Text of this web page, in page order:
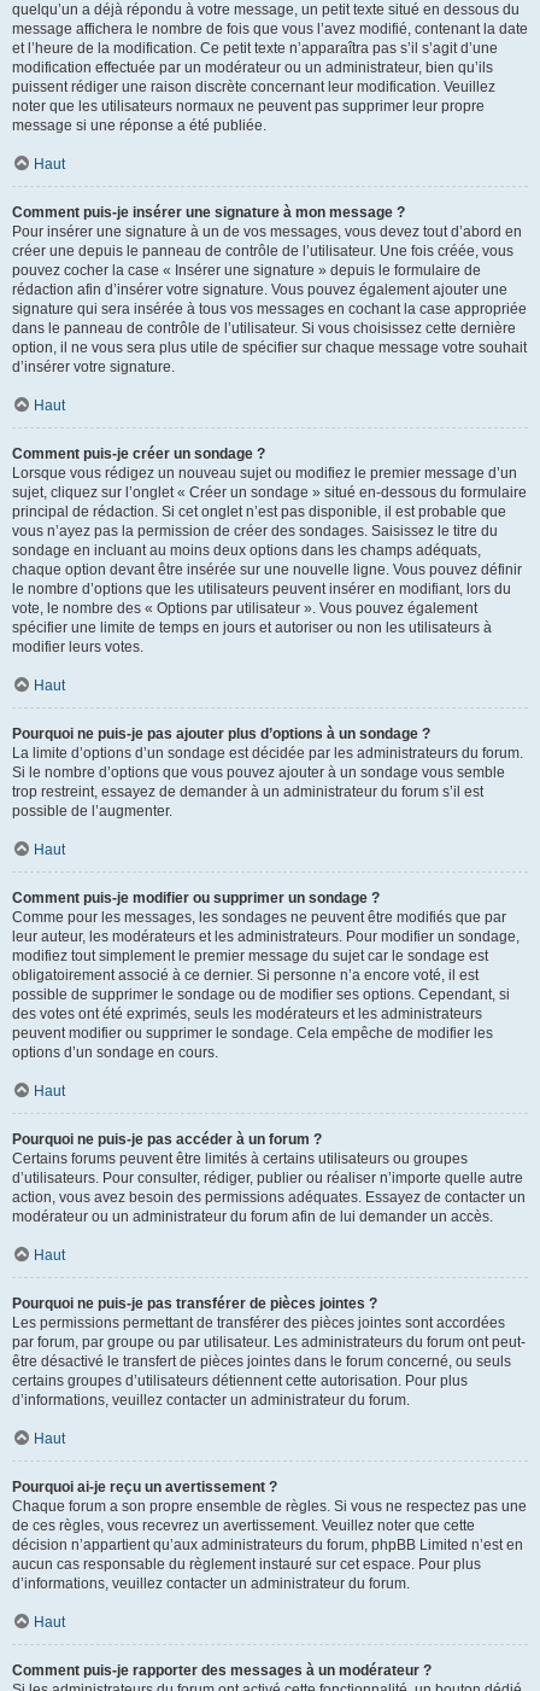
quelqu’un a déjà répondu à votre message, un petit texte situé en dessous du
message affichera le nombre de fois que vous l’avez modifié, contenant la date
et l’heure de la modification. Ce petit texte n’apparaîtra pas s’il s’agit d’une
modification effectuée par un modérateur ou un administrateur, bien qu’ils
puissent rédiger une raison discrète concernant leur modification. Veuillez
noter que les utilisateurs normaux ne peuvent pas supprimer leur propre
message si une réponse a été publiée.
Haut
Comment puis-je insérer une signature à mon message ?
Pour insérer une signature à un de vos messages, vous devez tout d’abord en
créer une depuis le panneau de contrôle de l’utilisateur. Une fois créée, vous
pouvez cocher la case « Insérer une signature » depuis le formulaire de
rédaction afin d’insérer votre signature. Vous pouvez également ajouter une
signature qui sera insérée à tous vos messages en cochant la case appropriée
dans le panneau de contrôle de l’utilisateur. Si vous choisissez cette dernière
option, il ne vous sera plus utile de spécifier sur chaque message votre souhait
d’insérer votre signature.
Haut
Comment puis-je créer un sondage ?
Lorsque vous rédigez un nouveau sujet ou modifiez le premier message d’un
sujet, cliquez sur l’onglet « Créer un sondage » situé en-dessous du formulaire
principal de rédaction. Si cet onglet n’est pas disponible, il est probable que
vous n’ayez pas la permission de créer des sondages. Saisissez le titre du
sondage en incluant au moins deux options dans les champs adéquats,
chaque option devant être insérée sur une nouvelle ligne. Vous pouvez définir
le nombre d’options que les utilisateurs peuvent insérer en modifiant, lors du
vote, le nombre des « Options par utilisateur ». Vous pouvez également
spécifier une limite de temps en jours et autoriser ou non les utilisateurs à
modifier leurs votes.
Haut
Pourquoi ne puis-je pas ajouter plus d’options à un sondage ?
La limite d’options d’un sondage est décidée par les administrateurs du forum.
Si le nombre d’options que vous pouvez ajouter à un sondage vous semble
trop restreint, essayez de demander à un administrateur du forum s’il est
possible de l’augmenter.
Haut
Comment puis-je modifier ou supprimer un sondage ?
Comme pour les messages, les sondages ne peuvent être modifiés que par
leur auteur, les modérateurs et les administrateurs. Pour modifier un sondage,
modifiez tout simplement le premier message du sujet car le sondage est
obligatoirement associé à ce dernier. Si personne n’a encore voté, il est
possible de supprimer le sondage ou de modifier ses options. Cependant, si
des votes ont été exprimés, seuls les modérateurs et les administrateurs
peuvent modifier ou supprimer le sondage. Cela empêche de modifier les
options d’un sondage en cours.
Haut
Pourquoi ne puis-je pas accéder à un forum ?
Certains forums peuvent être limités à certains utilisateurs ou groupes
d’utilisateurs. Pour consulter, rédiger, publier ou réaliser n’importe quelle autre
action, vous avez besoin des permissions adéquates. Essayez de contacter un
modérateur ou un administrateur du forum afin de lui demander un accès.
Haut
Pourquoi ne puis-je pas transférer de pièces jointes ?
Les permissions permettant de transférer des pièces jointes sont accordées
par forum, par groupe ou par utilisateur. Les administrateurs du forum ont peut-
être désactivé le transfert de pièces jointes dans le forum concerné, ou seuls
certains groupes d’utilisateurs détiennent cette autorisation. Pour plus
d’informations, veuillez contacter un administrateur du forum.
Haut
Pourquoi ai-je reçu un avertissement ?
Chaque forum a son propre ensemble de règles. Si vous ne respectez pas une
de ces règles, vous recevrez un avertissement. Veuillez noter que cette
décision n’appartient qu’aux administrateurs du forum, phpBB Limited n’est en
aucun cas responsable du règlement instauré sur cet espace. Pour plus
d’informations, veuillez contacter un administrateur du forum.
Haut
Comment puis-je rapporter des messages à un modérateur ?